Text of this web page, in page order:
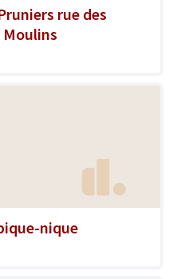
rue des
nique